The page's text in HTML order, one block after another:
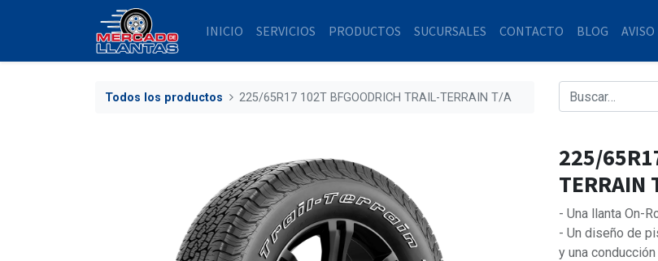
INICIO SERVICIOS PRODUCTOS SUCURSALES CONTACTO BLOG
Todos los productos 225/65R17 102T BFGOODRICH TRAIL-TERRAIN T/A
225/
TERRAIN
- Una llanta On-
- Un diseño de
y una